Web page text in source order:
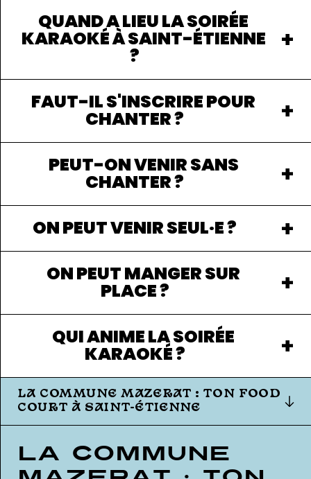
QUAND A LIEU LA SOIRÉE
KARAOKÉ À SAINT-ÉTIENNE
?
FAUT-IL S'INSCRIRE POUR
CHANTER ?
PEUT-ON VENIR SANS
CHANTER ?
ON PEUT VENIR SEUL·E ?
ON PEUT MANGER SUR
PLACE ?
QUI ANIME LA SOIRÉE
KARAOKÉ ?
LA COMMUNE MAZERAT : TON FOOD
COURT À SAINT-ÉTIENNE
La Commune